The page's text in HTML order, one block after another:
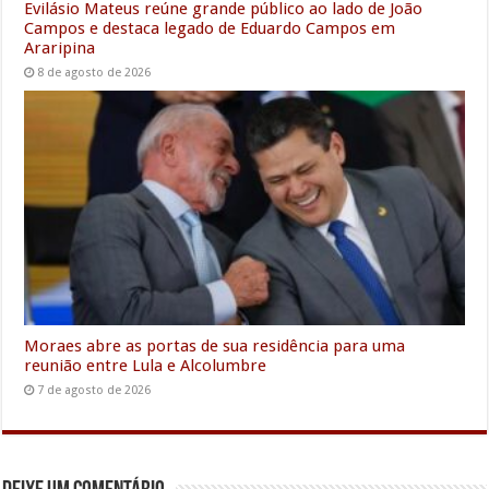
Evilásio Mateus reúne grande público ao lado de João
Campos e destaca legado de Eduardo Campos em
Araripina
8 de agosto de 2026
Moraes abre as portas de sua residência para uma
reunião entre Lula e Alcolumbre
7 de agosto de 2026